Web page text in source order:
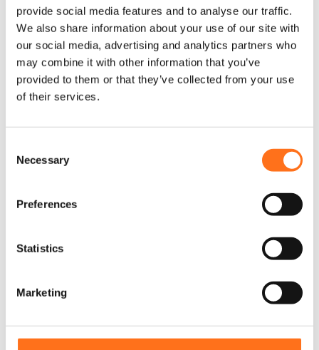
provide social media features and to analyse our traffic.
We also share information about your use of our site with
our social media, advertising and analytics partners who
may combine it with other information that you’ve
provided to them or that they’ve collected from your use
of their services.
Necessary
Preferences
Statistics
Marketing
Livraison +
Produits associés
Sequoia
Promo !